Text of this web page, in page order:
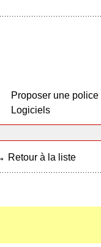
Proposer une police
Logiciels
Retour à la liste